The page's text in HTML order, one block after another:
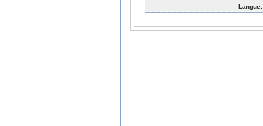
Langue: